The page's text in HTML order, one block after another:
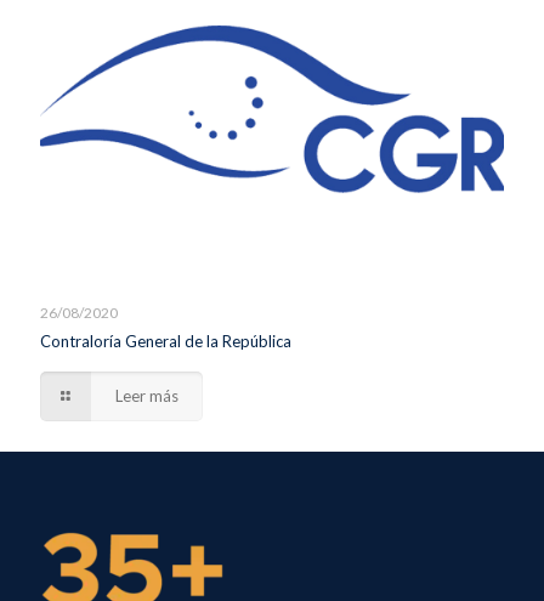
26/08/2020
Contraloría General de la República
Leer más